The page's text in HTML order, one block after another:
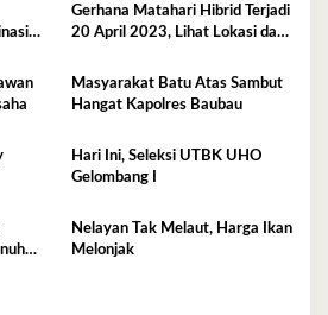
Gerhana Matahari Hibrid Terjadi
20 April 2023, Lihat Lokasi dan
Masyarakat Batu Atas Sambut
Hangat Kapolres Baubau
Hari Ini, Seleksi UTBK UHO
Gelombang I
Nelayan Tak Melaut, Harga Ikan
Melonjak